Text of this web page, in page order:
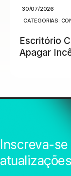
30/07/2026
CATEGORIAS:
Escritório
Apagar
Inscreva-
atualizações